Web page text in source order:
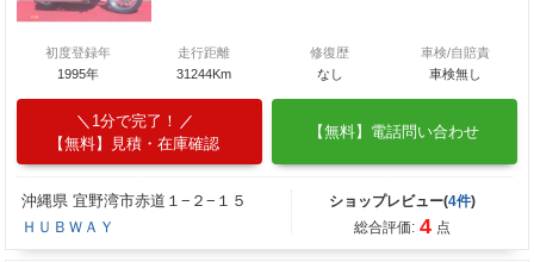
初度登録年
1995年
走行距離
31244Km
修復歴
なし
車検/自賠責
車検無し
1分で完了！
【無料】見積・在庫確認
【無料】電話問い合わせ
沖縄県 宜野湾市赤道１−２−１５
ＨＵＢＷＡＹ
ショップレビュー(4件)
総合評価: 4 点